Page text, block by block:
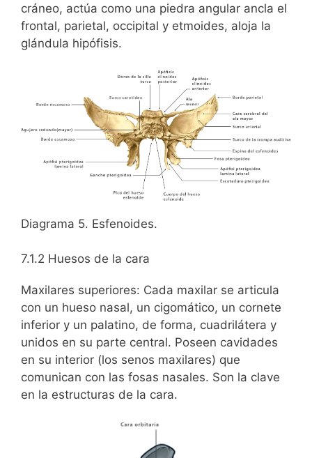
cráneo, actúa como una piedra angular ancla el
frontal, parietal, occipital y etmoides, aloja la
glándula hipófisis.
Diagrama 5. Esfenoides.
7.1.2 Huesos de la cara
Maxilares superiores: Cada maxilar se articula
con un hueso nasal, un cigomático, un cornete
inferior y un palatino, de forma, cuadrilátera y
unidos en su parte central. Poseen cavidades
en su interior (los senos maxilares) que
comunican con las fosas nasales. Son la clave
en la estructuras de la cara.